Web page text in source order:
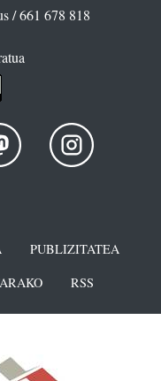
/ 661 678 818
PUBLIZITATEA
RSS